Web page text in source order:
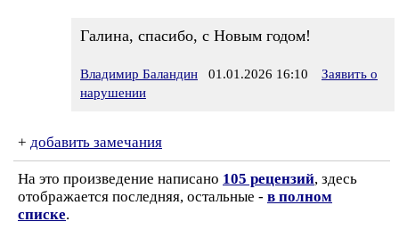
Галина, спасибо, с Новым годом!
Владимир Баландин 01.01.2026 16:10
Заявить о
нарушении
+ добавить замечания
На это произведение написано 105 рецензий, здесь
отображается последняя, остальные - в полном
списке.